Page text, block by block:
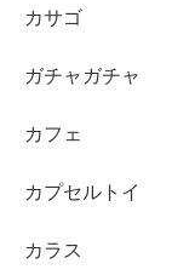
カサゴ
ガチャガチャ
カフェ
カプセルトイ
カラス